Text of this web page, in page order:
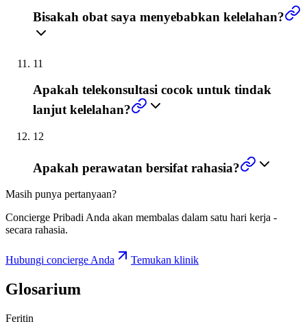
Bisakah obat saya menyebabkan kelelahan?
11
Apakah telekonsultasi cocok untuk tindak
lanjut kelelahan?
12
Apakah perawatan bersifat rahasia?
Masih punya pertanyaan?
Concierge Pribadi Anda akan membalas dalam satu hari kerja -
secara rahasia.
Hubungi concierge Anda Temukan klinik
Glosarium
Feritin